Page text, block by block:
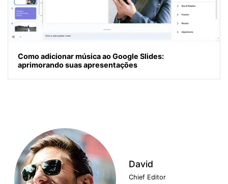
Como adicionar música ao Google Slides:
aprimorando suas apresentações
David
Chief Editor